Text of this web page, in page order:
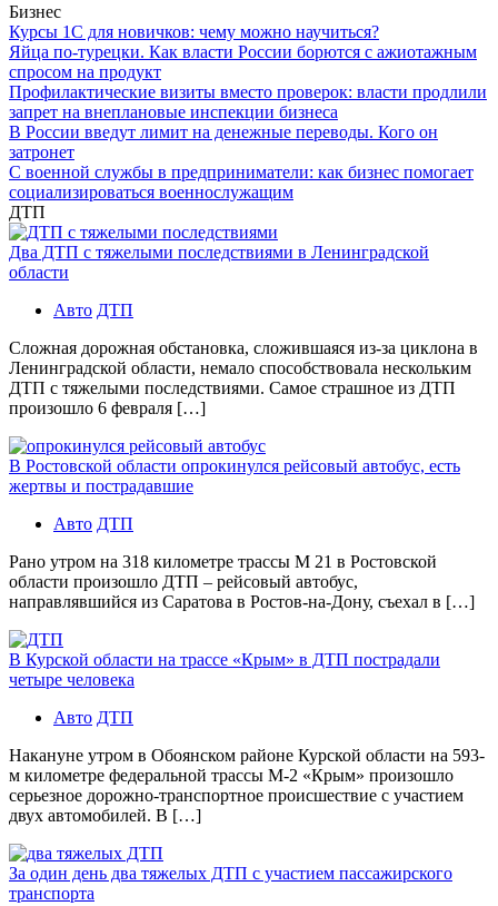
Бизнес
Курсы 1С для новичков: чему можно научиться?
Яйца по-турецки. Как власти России борются с ажиотажным
спросом на продукт
Профилактические визиты вместо проверок: власти продлили
запрет на внеплановые инспекции бизнеса
В России введут лимит на денежные переводы. Кого он
затронет
С военной службы в предприниматели: как бизнес помогает
социализироваться военнослужащим
ДТП
Два ДТП с тяжелыми последствиями в Ленинградской
области
Авто ДТП
Сложная дорожная обстановка, сложившаяся из-за циклона в
Ленинградской области, немало способствовала нескольким
ДТП с тяжелыми последствиями. Самое страшное из ДТП
произошло 6 февраля […]
В Ростовской области опрокинулся рейсовый автобус, есть
жертвы и пострадавшие
Авто ДТП
Рано утром на 318 километре трассы М 21 в Ростовской
области произошло ДТП – рейсовый автобус,
направлявшийся из Саратова в Ростов-на-Дону, съехал в […]
В Курской области на трассе «Крым» в ДТП пострадали
четыре человека
Авто ДТП
Накануне утром в Обоянском районе Курской области на 593-
м километре федеральной трассы М-2 «Крым» произошло
серьезное дорожно-транспортное происшествие с участием
двух автомобилей. В […]
За один день два тяжелых ДТП с участием пассажирского
транспорта